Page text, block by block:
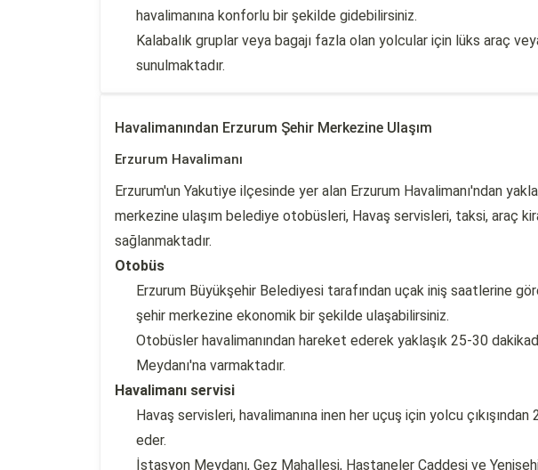
havalimanına konforlu bir şekilde gidebilirsiniz.
Kalabalık gruplar veya bagajı fazla olan yolcular için lüks araç
sunulmaktadır.
Havalimanından Erzurum Şehir Merkezine Ulaşım
Erzurum Havalimanı
Erzurum'un Yakutiye ilçesinde yer alan Erzurum Havalimanı'ndan
merkezine ulaşım belediye otobüsleri, Havaş servisleri, taksi, araç
sağlanmaktadır.
Otobüs
Erzurum Büyükşehir Belediyesi tarafından uçak iniş saatlerine
şehir merkezine ekonomik bir şekilde ulaşabilirsiniz.
Otobüsler havalimanından hareket ederek yaklaşık 25-30
Meydanı'na varmaktadır.
Havalimanı servisi
Havaş servisleri, havalimanına inen her uçuş için yolcu
eder.
İstasyon Meydanı, Gez Mahallesi, Hastaneler Caddesi ve